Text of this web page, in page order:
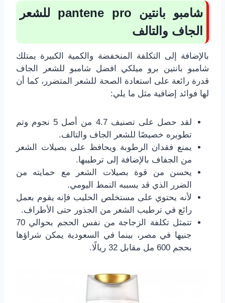
شامبو بانتين pantene pro للشعر
الجاف والتالف
بالإضافة إلى التكلفة المنخفضة والكمية الكبيرة يمتلك
شامبو بانتين برو ميلكي افضل شامبو للشعر الجاف
قدرة رائعة على استعادة الصحة للشعر المتضرر، كما أن
لها فوائد إضافية مثل ما يلي:
لقد حصل على تصنيف 4.7 من أصل 5 نجوم وتم
تطويره خصيصًا للشعر الجاف والتالف.
يمنع فقدان الرطوبة ويحافظ على بصيلات الشعر
من الجفاف بالإضافة إلى ترطيبها.
يحسن من قوة بصيلات الشعر مع حمايته من
الضرر الذي قد يسببه النمط اليومي.
لأنه يحتوي على مستخلص الحليب فإنه يقوم بعمل
رائع في ترطيب الشعر من الجذور حتى الأطراف.
تتمثل تكلفة الزجاجة من نفس الحجم بحوالي 70
جنيها في مصر، بينما في السعودية يمكن شراؤها
بحجم 600 مل مقابل 32 ريالًا.